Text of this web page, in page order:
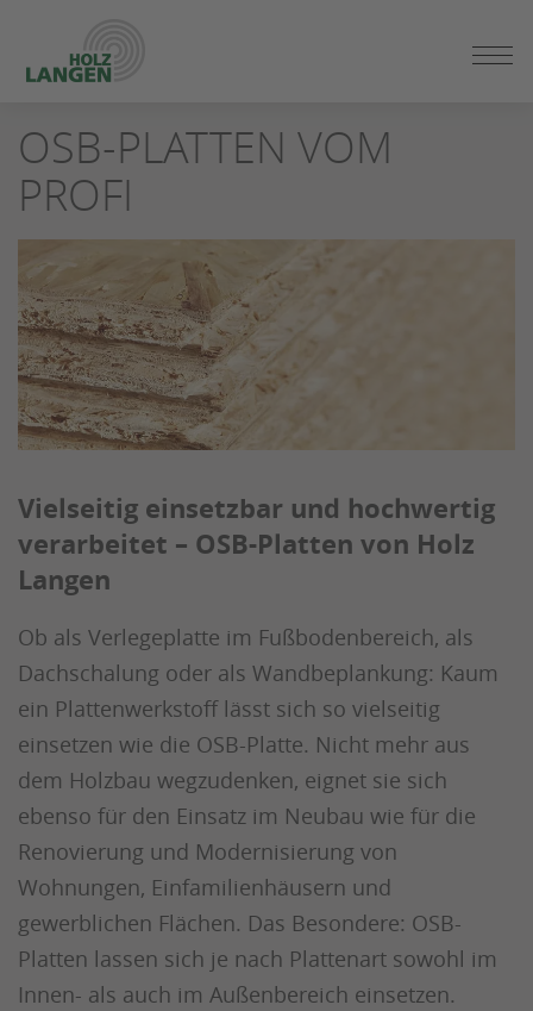
SEITENINHALT
SPRINGEN
OSB-PLATTEN VOM
PROFI
Vielseitig einsetzbar und hochwertig
verarbeitet – OSB-Platten von Holz
Langen
Ob als Verlegeplatte im Fußbodenbereich, als
Dachschalung oder als Wandbeplankung: Kaum
ein Plattenwerkstoff lässt sich so vielseitig
einsetzen wie die OSB-Platte. Nicht mehr aus
dem Holzbau wegzudenken, eignet sie sich
ebenso für den Einsatz im Neubau wie für die
Renovierung und Modernisierung von
Wohnungen, Einfamilienhäusern und
gewerblichen Flächen. Das Besondere: OSB-
Platten lassen sich je nach Plattenart sowohl im
Innen- als auch im Außenbereich einsetzen.